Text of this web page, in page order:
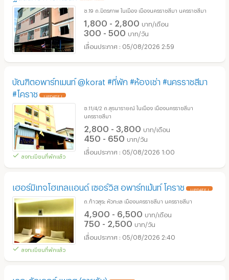
ซ.19 ถ.มิตรภาพ ในเมือง เมืองนครราชสีมา นครราชสีมา
1,800 - 2,800 บาท/เดือน
300 - 500 บาท/วัน
05/08/2026 2:59
บัณฑิตอพาร์ทเมนท์ @korat #ที่พัก #ห้องเช่า #นครราชสีมา
#โคราช
UPDATE !
ลงทะเบียนที่พักแล้ว
ซ.11/4/2 ถ.สุรนารายณ์ ในเมือง เมืองนครราชสีมา
นครราชสีมา
2,800 - 3,800 บาท/เดือน
450 - 650 บาท/วัน
05/08/2026 1:00
เฮอร์มิเทจโฮเทลแอนด์ เซอร์วิส อพาร์ทเม้นท์ โคราช UPDATE !
ลงทะเบียนที่พักแล้ว
ถ.ท้าวสุระ หัวทะเล เมืองนครราชสีมา นครราชสีมา
4,900 - 6,500 บาท/เดือน
750 - 2,500 บาท/วัน
05/08/2026 2:40